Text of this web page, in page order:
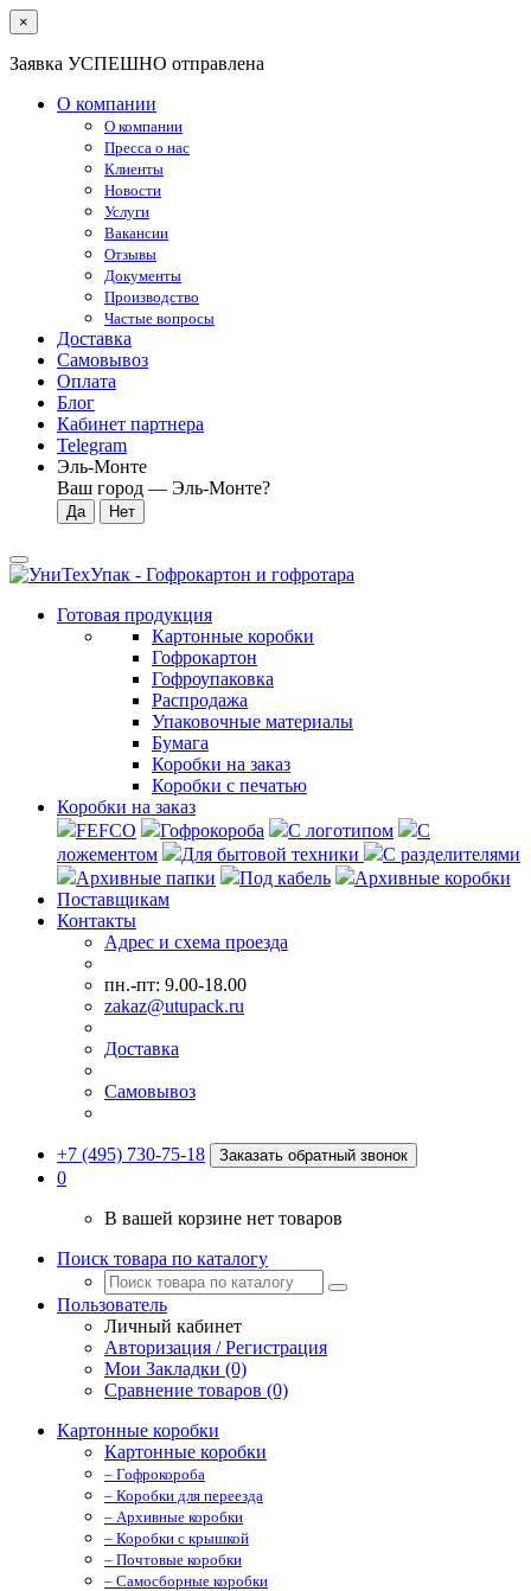
×
Заявка УСПЕШНО отправлена
О компании
О компании
Пресса о нас
Клиенты
Новости
Услуги
Вакансии
Отзывы
Документы
Производство
Частые вопросы
Доставка
Самовывоз
Оплата
Блог
Кабинет партнера
Telegram
Эль-Монте
Ваш город — Эль-Монте?
Готовая продукция
Картонные коробки
Гофрокартон
Гофроупаковка
Распродажа
Упаковочные материалы
Бумага
Коробки на заказ
Коробки с печатью
Коробки на заказ
FEFCO
Гофрокороба С логотипом
С
ложементом
Для бытовой техники
С разделителями
Архивные папки
Под кабель
Архивные коробки
Поставщикам
Контакты
Адрес и схема проезда
пн.-пт: 9.00-18.00
zakaz@utupack.ru
Доставка
Самовывоз
+7 (495) 730-75-18 Заказать обратный звонок
0
В вашей корзине нет товаров
Поиск товара по каталогу
Пользователь
Личный кабинет
Авторизация / Регистрация
Мои Закладки (0)
Сравнение товаров (0)
Картонные коробки
Картонные коробки
– Гофрокороба
– Коробки для переезда
– Архивные коробки
– Коробки с крышкой
– Почтовые коробки
– Самосборные коробки